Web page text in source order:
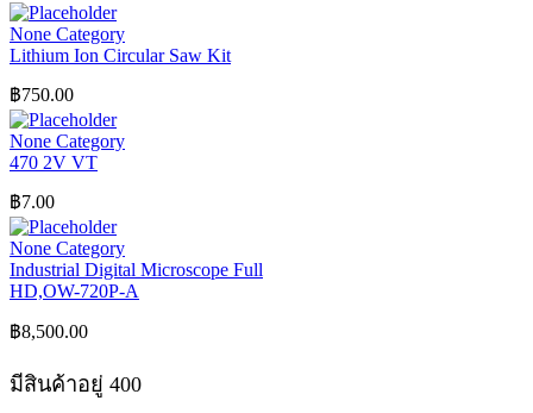
None Category
Lithium Ion Circular Saw Kit
฿750.00
None Category
470 2V VT
฿7.00
None Category
Industrial Digital Microscope Full
HD,OW-720P-A
฿8,500.00
มีสินค้าอยู่ 400